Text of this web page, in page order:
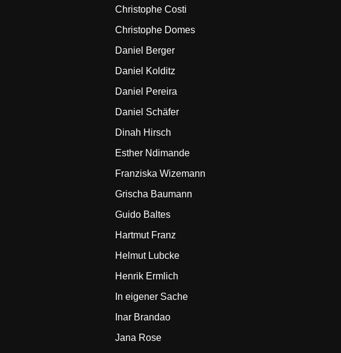
Christophe Costi
Christophe Domes
Daniel Berger
Daniel Kolditz
Daniel Pereira
Daniel Schäfer
Dinah Hirsch
Esther Ndimande
Franziska Wizemann
Grischa Baumann
Guido Baltes
Hartmut Franz
Helmut Lubcke
Henrik Ermlich
In eigener Sache
Inar Brandao
Jana Rose